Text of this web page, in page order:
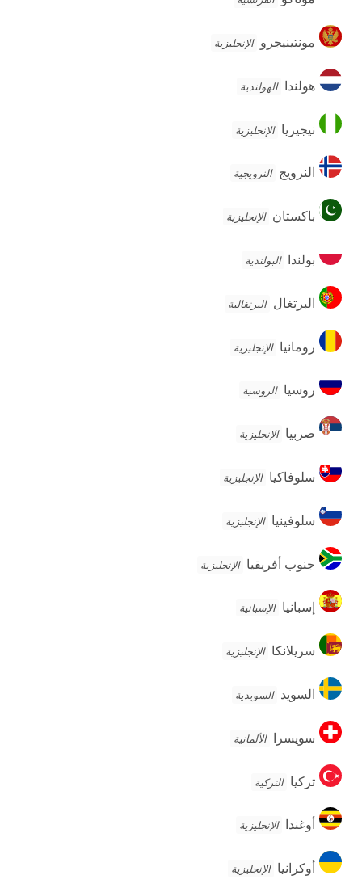
مونتينيجرو
مونتينيجرو الإنجليزية
هولندا
هولندا الهولندية
نيجيريا
نيجيريا الإنجليزية
النرويج
النرويج النرويجية
باكستان
باكستان الإنجليزية
بولندا
بولندا البولندية
البرتغال
البرتغال البرتغالية
رومانيا
رومانيا الإنجليزية
روسيا
روسيا الروسية
صربيا
صربيا الإنجليزية
سلوفاكيا
سلوفاكيا الإنجليزية
سلوفينيا
سلوفينيا الإنجليزية
جنوب
أفريقيا
جنوب أفريقيا الإنجليزية
إسبانيا
إسبانيا الإسبانية
سريلانكا
سريلانكا الإنجليزية
السويد
السويد السويدية
سويسرا
سويسرا الألمانية
تركيا
تركيا التركية
أوغندا
أوغندا الإنجليزية
أوكرانيا
أوكرانيا الإنجليزية